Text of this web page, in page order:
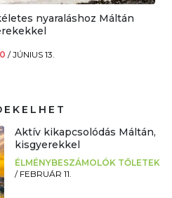
nyaraláshoz Máltán
/JÚNIUS 13.
Aktív kikapcsolódás Máltán,
kisgyerekkel
ÉLMÉNYBESZÁMOLÓK TŐLETEK
/ FEBRUÁR 11.